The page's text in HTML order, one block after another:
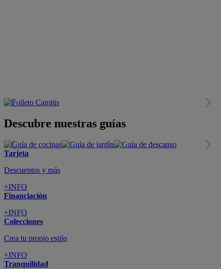
Descubre nuestras guías
Tarjeta
Descuentos y más
+INFO
Financiación
+INFO
Colecciones
Crea tu propio estilo
+INFO
Tranquilidad